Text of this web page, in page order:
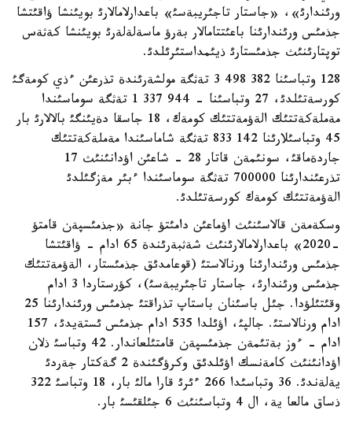
ورئندارئ»، «جاستار تاجئريبةسئ» باعدارلامالارئ بويئنشا ؤاقئتشا
جذمئس ورئندارئنا باعئتتامالار بةرؤ ماسةلةلةرئ بويئنشا كةثةس
توپتارئنئث جذمئستارئ ذيئمداستئرئلدئ.
128 وتباسئنا 382 498 3 تةثگة مولشةرئندة تذرعئن ءذي كومةگئ
كورسةتئلدئ، 27 وتباسئنا - 944 337 1 تةثگة سوماسئندا
مةملةكةتتئك الةؤمةتتئك كومةك، 18 جاسقا دةيئنگئ بالالارئ بار
45 وتباسئلارئنا 142 833 تةثگة شاماسئندا مةملةكةتتئك
جاردةماقئ، سونئمةن قاتار 28 - شاعئن اؤدانئنئث 17
تذرعئندارئنا 700000 تةثگة سوماسئندا ءبئر مةزگئلدئ
الةؤمةتتئك كومةك كورسةتئلدئ.
وسكةمةن قالاسئنئث اؤماعئن دامئتؤ جانة «جذمئسپةن قامتؤ
-2020» باعدارلامالارئنئث شةثبةرئندة 65 ادام - ؤاقئتشا
جذمئس ورئندارئنا ورنالاستئ (قوعامدئق جذمئستار، الةؤمةتتئك
جذمئس ورئندارئ، جاستار تاجئريبةسئ)، كؤرستاردا 3 ادام
وقئتئلؤدا. جئل باسئنان باستاپ تذراقتئ جذمئس ورئندارئنا 25
ادام ورنالاستئ. جالپئ، اؤئلدا 535 ادام جذمئس ئستةيدئ، 157
ادام - ءوز بةتئمةن جذمئسپةن قامتئلعاندار. 42 وتباسئ ذلان
اؤدانئنئث كامةنسك اؤئلدئق وكرؤگئندة 2 گةكتار جةردئ
يةلةندئ. 36 وتباسئدا 266 ءئرئ قارا مالئ بار، 18 وتباسئ 322
ذساق مالعا ية، ال 4 وتباسئنئث 6 جئلقئسئ بار.